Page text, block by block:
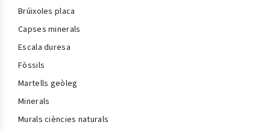
Brúixoles placa
Capses minerals
Escala duresa
Fòssils
Martells geòleg
Minerals
Murals ciències naturals